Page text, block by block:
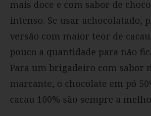
mais doce e com sabor de
intenso. Se usar achocolatado,
versão com maior teor de
pouco a quantidade para não
Para um brigadeiro com sabor
marcante, o chocolate em pó
cacau 100% são sempre a